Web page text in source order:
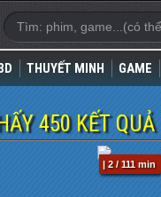
THUYẾT MINH GAME
450 KẾT QUẢ
| 2 / 111 min